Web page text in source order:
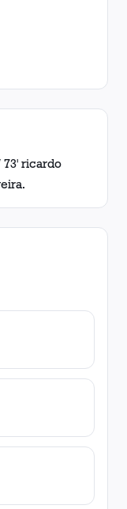
73' ricardo